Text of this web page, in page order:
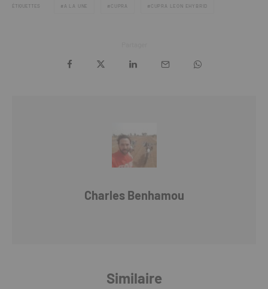
ÉTIQUETTES A LA UNE CUPRA CUPRA LEON EHYBRID
Charles Benhamou
Similaire